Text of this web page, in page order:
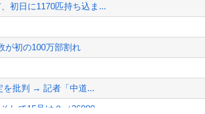
初日に1170匹持ち込ま...
が初の100万部割れ
を批判 → 記者「中道...
して15号は？（26080...